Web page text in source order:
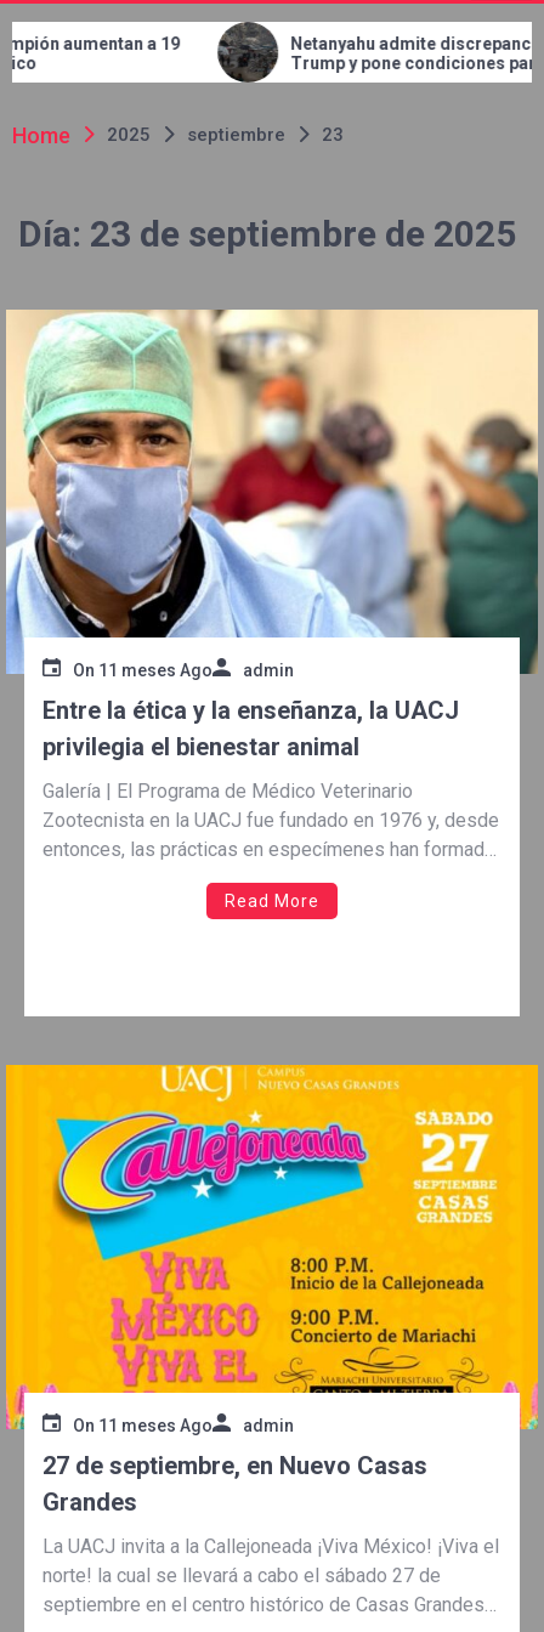
a 19
Netanyahu admite discrepancias con
Trump y pone condiciones para
retirar tropas de Gaza
Home 2025 septiembre 23
Día: 23 de septiembre de 2025
On 11 meses Ago admin
Entre la ética y la enseñanza, la UACJ
privilegia el bienestar animal
Galería | El Programa de Médico Veterinario
Zootecnista en la UACJ fue fundado en 1976 y, desde
entonces, las prácticas en especímenes han formado
parte esencial del proceso educativo, bajo la
normativa del bienestar animal internacional
Read More
On 11 meses Ago admin
27 de septiembre, en Nuevo Casas
Grandes
La UACJ invita a la Callejoneada ¡Viva México! ¡Viva el
norte! la cual se llevará a cabo el sábado 27 de
septiembre en el centro histórico de Casas Grandes